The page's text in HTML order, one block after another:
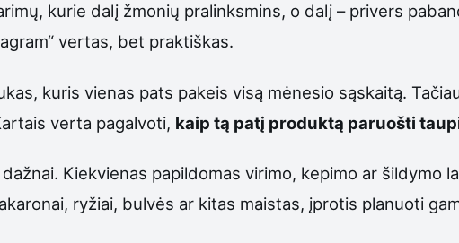
kurie dalį žmonių pralinksmins, o dalį – privers
vertas, bet praktiškas.
kuris vienas pats pakeis visą mėnesio sąskaitą.
verta pagalvoti, kaip tą patį produktą paruošti
Kiekvienas papildomas virimo, kepimo ar šildymo
ryžiai, bulvės ar kitas maistas, įprotis planuoti